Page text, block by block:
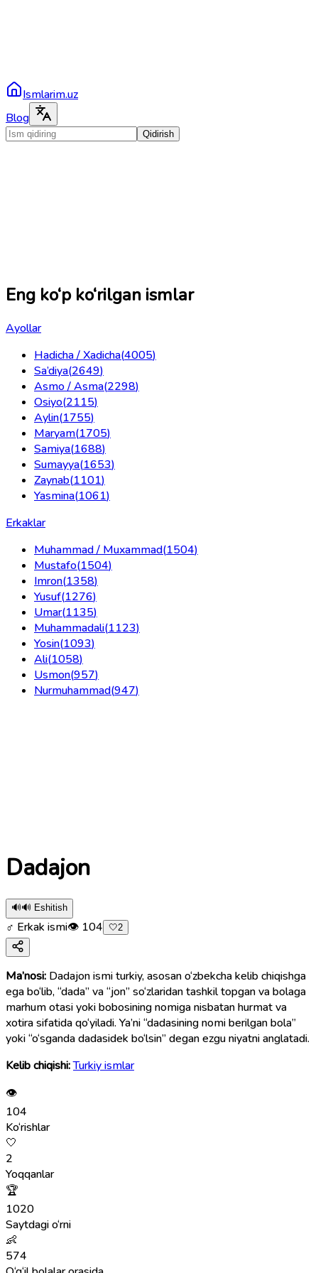
Ismlarim.uz
Blog
Qidirish
Eng ko‘p ko‘rilgan ismlar
Ayollar
Hadicha / Xadicha(4005)
Sa’diya(2649)
Asmo / Asma(2298)
Osiyo(2115)
Aylin(1755)
Maryam(1705)
Samiya(1688)
Sumayya(1653)
Zaynab(1101)
Yasmina(1061)
Erkaklar
Muhammad / Muxammad(1504)
Mustafo(1504)
Imron(1358)
Yusuf(1276)
Umar(1135)
Muhammadali(1123)
Yosin(1093)
Ali(1058)
Usmon(957)
Nurmuhammad(947)
Dadajon
🔊🔊 Eshitish
♂ Erkak ismi👁 104 🤍2
Ma’nosi: Dadajon ismi turkiy, asosan o‘zbekcha kelib chiqishga
ega bo‘lib, “dada” va “jon” so‘zlaridan tashkil topgan va bolaga
marhum otasi yoki bobosining nomiga nisbatan hurmat va
xotira sifatida qo‘yiladi. Ya’ni “dadasining nomi berilgan bola”
yoki “o‘sganda dadasidek bo‘lsin” degan ezgu niyatni anglatadi.
Kelib chiqishi:Turkiy ismlar
👁
104
Ko‘rishlar
🤍
2
Yoqqanlar
🏆
1020
Saytdagi o‘rni
👶
574